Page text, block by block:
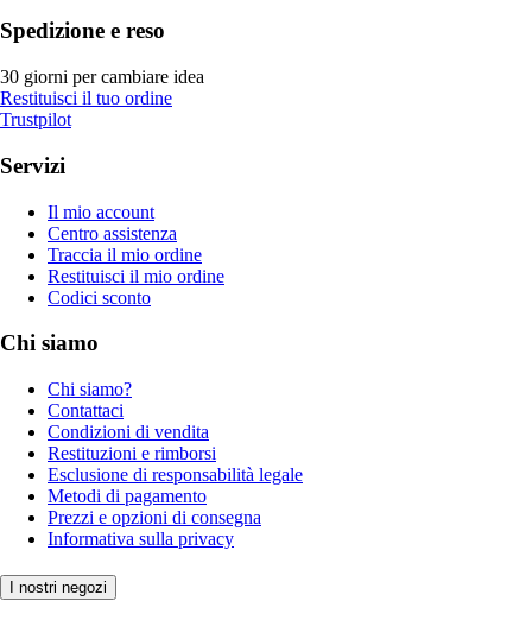
Spedizione e reso
30 giorni per cambiare idea
Restituisci il tuo ordine
Trustpilot
Servizi
Il mio account
Centro assistenza
Traccia il mio ordine
Restituisci il mio ordine
Codici sconto
Chi siamo
Chi siamo?
Contattaci
Condizioni di vendita
Restituzioni e rimborsi
Esclusione di responsabilità legale
Metodi di pagamento
Prezzi e opzioni di consegna
Informativa sulla privacy
I nostri negozi